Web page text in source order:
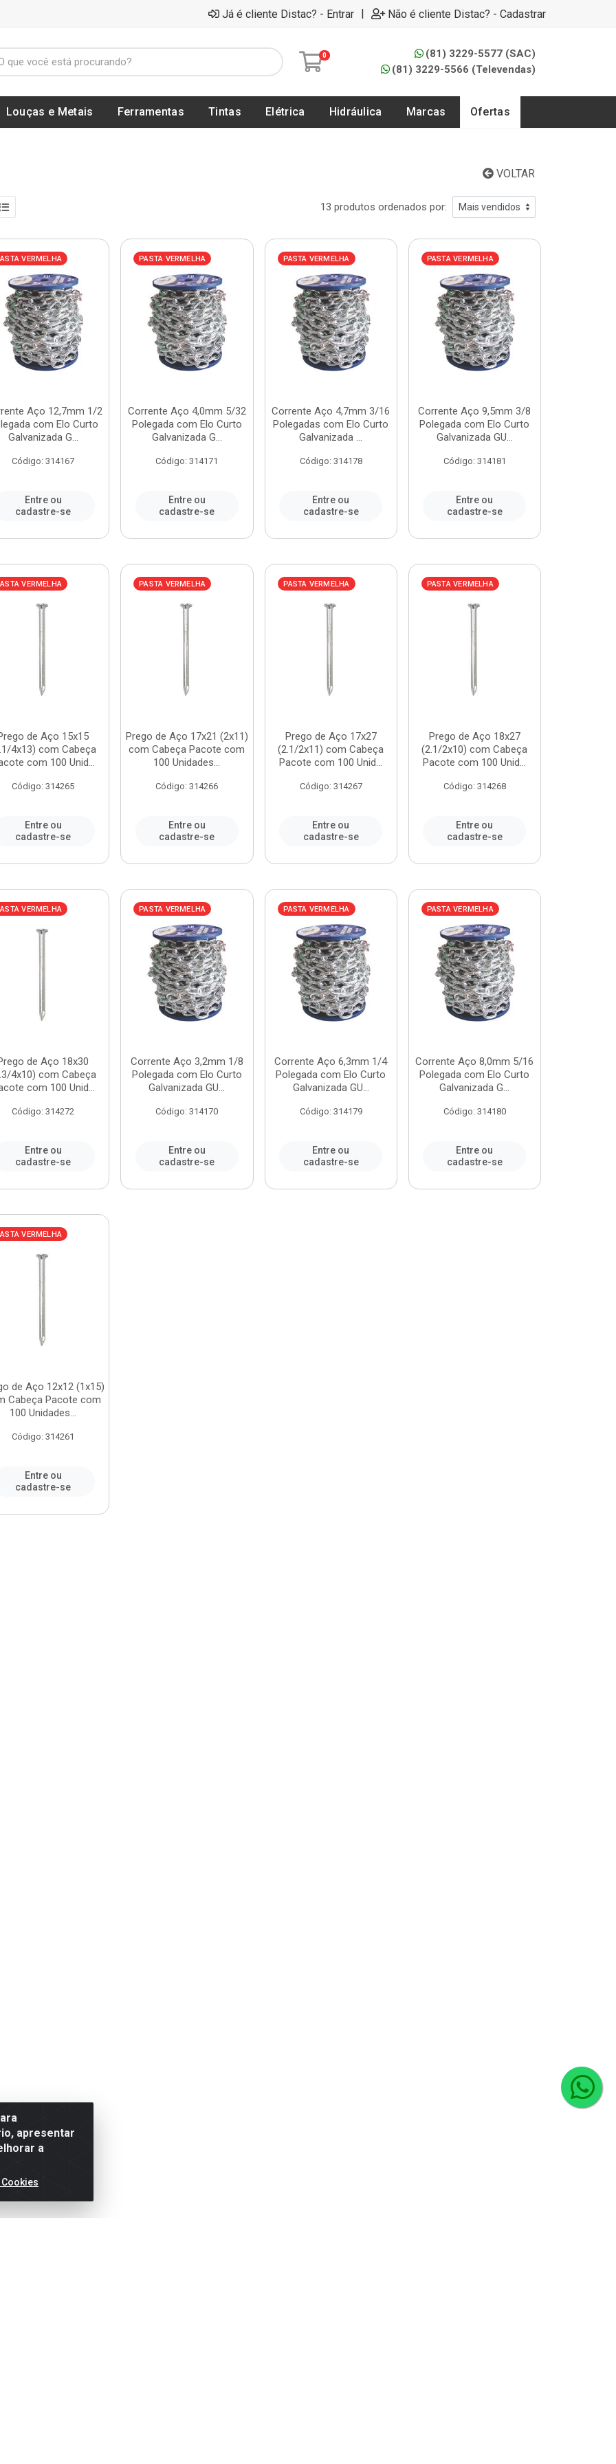
Já é cliente Distac? - Entrar | Não é cliente Distac? - Cadastrar
0
(81) 3229-5577 (SAC)
(81) 3229-5566 (Televendas)
Louças e Metais Ferramentas Tintas Elétrica Hidráulica Marcas Ofertas
VOLTAR
13 produtos ordenados por:
VERMELHA
Aço 12,7mm 1/2
com Elo Curto
Galvanizada G...
Código: 314167
Entre ou
cadastre-se
PASTA VERMELHA
Corrente Aço 4,0mm 5/32
Polegada com Elo Curto
Galvanizada G...
Código: 314171
Entre ou
cadastre-se
PASTA VERMELHA
Corrente Aço 4,7mm 3/16
Polegadas com Elo Curto
Galvanizada ...
Código: 314178
Entre ou
cadastre-se
PASTA VERMELHA
Corrente Aço 9,5mm 3/8
Polegada com Elo Curto
Galvanizada GU...
Código: 314181
Entre ou
cadastre-se
VERMELHA
de Aço 15x15
4x13) com Cabeça
com 100 Unid...
Código: 314265
Entre ou
cadastre-se
PASTA VERMELHA
Prego de Aço 17x21 (2x11)
com Cabeça Pacote com
100 Unidades...
Código: 314266
Entre ou
cadastre-se
PASTA VERMELHA
Prego de Aço 17x27
(2.1/2x11) com Cabeça
Pacote com 100 Unid...
Código: 314267
Entre ou
cadastre-se
PASTA VERMELHA
Prego de Aço 18x27
(2.1/2x10) com Cabeça
Pacote com 100 Unid...
Código: 314268
Entre ou
cadastre-se
VERMELHA
de Aço 18x30
4x10) com Cabeça
com 100 Unid...
Código: 314272
Entre ou
cadastre-se
PASTA VERMELHA
Corrente Aço 3,2mm 1/8
Polegada com Elo Curto
Galvanizada GU...
Código: 314170
Entre ou
cadastre-se
PASTA VERMELHA
Corrente Aço 6,3mm 1/4
Polegada com Elo Curto
Galvanizada GU...
Código: 314179
Entre ou
cadastre-se
PASTA VERMELHA
Corrente Aço 8,0mm 5/16
Polegada com Elo Curto
Galvanizada G...
Código: 314180
Entre ou
cadastre-se
VERMELHA
de Aço 12x12 (1x15)
Cabeça Pacote com
100 Unidades...
Código: 314261
Entre ou
cadastre-se
apresentar
a